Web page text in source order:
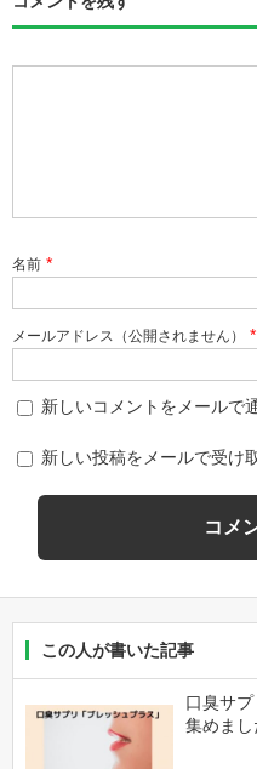
名前 *
メールアドレス（公開されません） *
新しいコメントをメールで
新しい投稿をメールで受け
この人が書いた記事
口臭サ
集めまし